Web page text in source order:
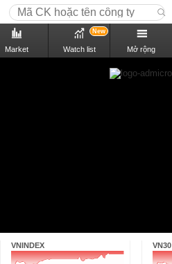
Market Watch list
New
Mở rộng
VNINDEX VN30